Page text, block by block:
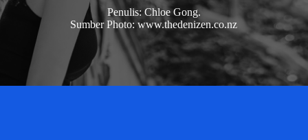
Penulis: Chloe Gong.
Sumber Photo: www.thedenizen.co.nz